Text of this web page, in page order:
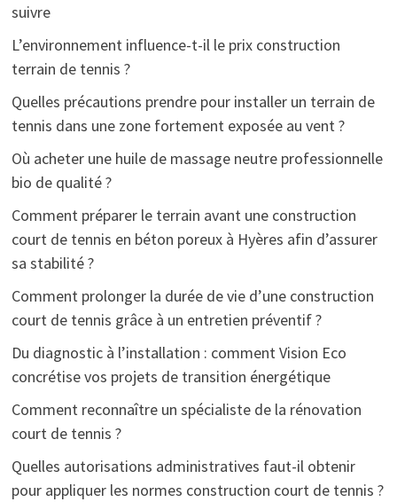
suivre
L’environnement influence-t-il le prix construction
terrain de tennis ?
Quelles précautions prendre pour installer un terrain de
tennis dans une zone fortement exposée au vent ?
Où acheter une huile de massage neutre professionnelle
bio de qualité ?
Comment préparer le terrain avant une construction
court de tennis en béton poreux à Hyères afin d’assurer
sa stabilité ?
Comment prolonger la durée de vie d’une construction
court de tennis grâce à un entretien préventif ?
Du diagnostic à l’installation : comment Vision Eco
concrétise vos projets de transition énergétique
Comment reconnaître un spécialiste de la rénovation
court de tennis ?
Quelles autorisations administratives faut-il obtenir
pour appliquer les normes construction court de tennis ?